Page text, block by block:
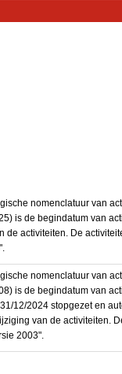
nomenclatuur van
is de begindatum van
activiteiten. De
nomenclatuur van
is de begindatum van
12/2024 stopgezet en
van de activiteiten.
2003".